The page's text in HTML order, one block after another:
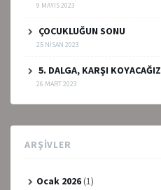
9 MAYIS 2023
ÇOCUKLUĞUN SONU
25 NISAN 2023
5. DALGA, KARŞI KOYACAĞIZ
26 MART 2023
ARŞIVLER
Ocak 2026(1)